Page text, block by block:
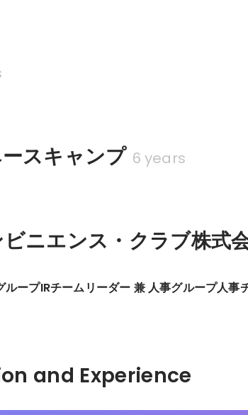
スキャンプ 6 years
ニエンス・クラブ株式
ープIRチームリーダー 兼 人事グループ人事